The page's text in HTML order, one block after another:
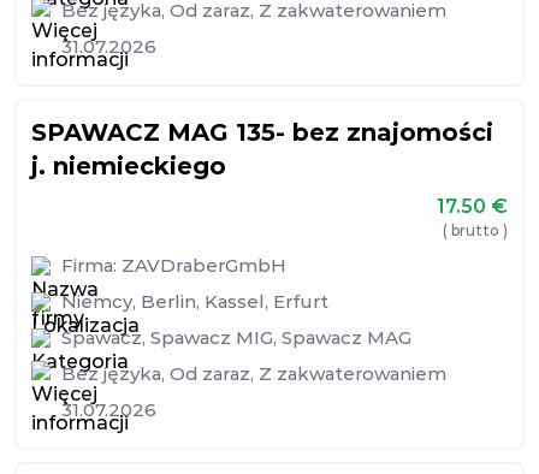
Bez języka, Od zaraz, Z zakwaterowaniem
31.07.2026
SPAWACZ MAG 135- bez znajomości
j. niemieckiego
17.50 €
( brutto )
Firma: ZAVDraberGmbH
Niemcy, Berlin, Kassel, Erfurt
Spawacz, Spawacz MIG, Spawacz MAG
Bez języka, Od zaraz, Z zakwaterowaniem
31.07.2026